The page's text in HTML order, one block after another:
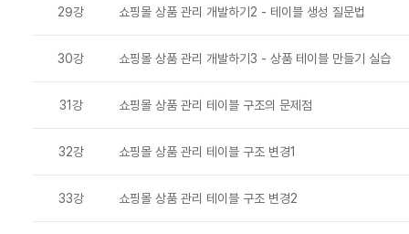
29강 쇼핑몰 상품 관리 개발하기2 - 테이블 생성 질문법
30강 쇼핑몰 상품 관리 개발하기3 - 상품 테이블 만들기 실습
31강 쇼핑몰 상품 관리 테이블 구조의 문제점
32강 쇼핑몰 상품 관리 테이블 구조 변경1
33강 쇼핑몰 상품 관리 테이블 구조 변경2